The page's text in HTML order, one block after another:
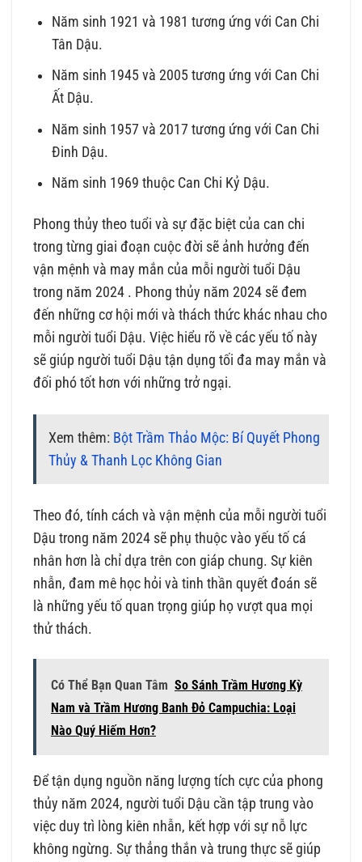
Năm sinh 1921 và 1981 tương ứng với Can Chi
Tân Dậu.
Năm sinh 1945 và 2005 tương ứng với Can Chi
Ất Dậu.
Năm sinh 1957 và 2017 tương ứng với Can Chi
Đinh Dậu.
Năm sinh 1969 thuộc Can Chi Kỷ Dậu.
Phong thủy theo tuổi và sự đặc biệt của can chi
trong từng giai đoạn cuộc đời sẽ ảnh hưởng đến
vận mệnh và may mắn của mỗi người tuổi Dậu
trong năm 2024 . Phong thủy năm 2024 sẽ đem
đến những cơ hội mới và thách thức khác nhau cho
mỗi người tuổi Dậu. Việc hiểu rõ về các yếu tố này
sẽ giúp người tuổi Dậu tận dụng tối đa may mắn và
đối phó tốt hơn với những trở ngại.
Xem thêm: Bột Trầm Thảo Mộc: Bí Quyết Phong
Thủy & Thanh Lọc Không Gian
Theo đó, tính cách và vận mệnh của mỗi người tuổi
Dậu trong năm 2024 sẽ phụ thuộc vào yếu tố cá
nhân hơn là chỉ dựa trên con giáp chung. Sự kiên
nhẫn, đam mê học hỏi và tinh thần quyết đoán sẽ
là những yếu tố quan trọng giúp họ vượt qua mọi
thử thách.
Có Thể Bạn Quan Tâm So Sánh Trầm Hương Kỳ
Nam và Trầm Hương Banh Đỏ Campuchia: Loại
Nào Quý Hiếm Hơn?
Để tận dụng nguồn năng lượng tích cực của phong
thủy năm 2024, người tuổi Dậu cần tập trung vào
việc duy trì lòng kiên nhẫn, kết hợp với sự nỗ lực
không ngừng. Sự thẳng thắn và trung thực sẽ giúp